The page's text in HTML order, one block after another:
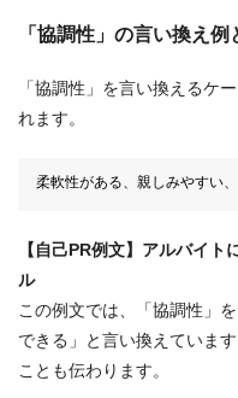
「協調性」の言い換え
「協調性」を言い換えるケ
れます。
柔軟性がある、親しみやすい
【自己PR例文】アルバイ
ル
この例文では、「協調性」
できる」と言い換えていま
ことも伝わります。